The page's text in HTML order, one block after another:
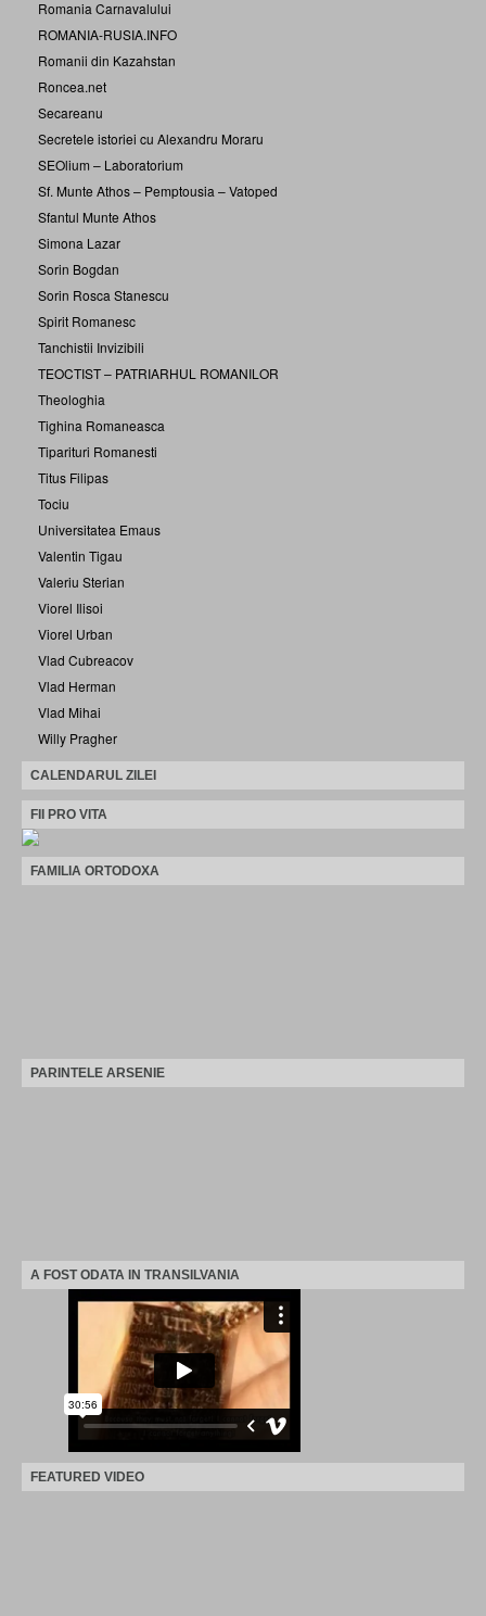
Romania Carnavalului
ROMANIA-RUSIA.INFO
Romanii din Kazahstan
Roncea.net
Secareanu
Secretele istoriei cu Alexandru Moraru
SEOlium – Laboratorium
Sf. Munte Athos – Pemptousia – Vatoped
Sfantul Munte Athos
Simona Lazar
Sorin Bogdan
Sorin Rosca Stanescu
Spirit Romanesc
Tanchistii Invizibili
TEOCTIST – PATRIARHUL ROMANILOR
Theologhia
Tighina Romaneasca
Tiparituri Romanesti
Titus Filipas
Tociu
Universitatea Emaus
Valentin Tigau
Valeriu Sterian
Viorel Ilisoi
Viorel Urban
Vlad Cubreacov
Vlad Herman
Vlad Mihai
Willy Pragher
CALENDARUL ZILEI
FII PRO VITA
FAMILIA ORTODOXA
PARINTELE ARSENIE
A FOST ODATA IN TRANSILVANIA
FEATURED VIDEO